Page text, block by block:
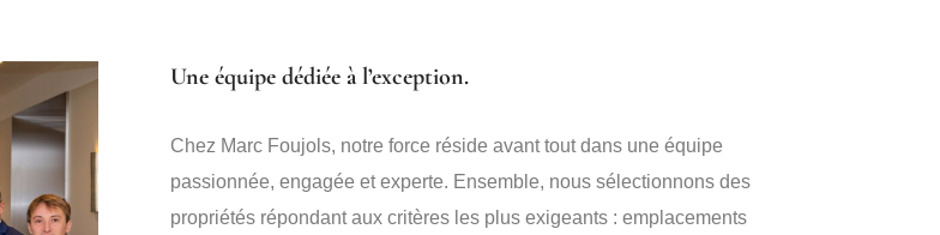
Une équipe dédiée à l’exception.
Chez Marc Foujols, notre force réside avant tout dans une équipe
passionnée, engagée et experte. Ensemble, nous sélectionnons des
propriétés répondant aux critères les plus exigeants : emplacements